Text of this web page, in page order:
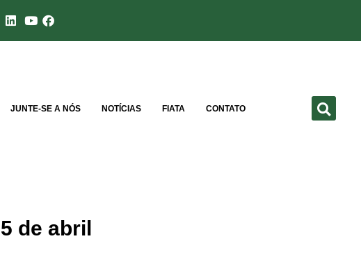
JUNTE-SE A NÓS NOTÍCIAS FIATA CONTATO
de abril